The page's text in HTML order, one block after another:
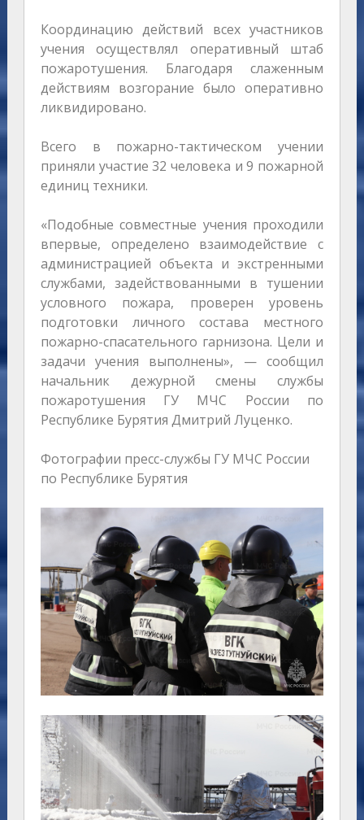
Координацию действий всех участников
учения осуществлял оперативный штаб
пожаротушения. Благодаря слаженным
действиям возгорание было оперативно
ликвидировано.
Всего в пожарно-тактическом учении
приняли участие 32 человека и 9 пожарной
единиц техники.
«Подобные совместные учения проходили
впервые, определено взаимодействие с
администрацией объекта и экстренными
службами, задействованными в тушении
условного пожара, проверен уровень
подготовки личного состава местного
пожарно-спасательного гарнизона. Цели и
задачи учения выполнены», — сообщил
начальник дежурной смены службы
пожаротушения ГУ МЧС России по
Республике Бурятия Дмитрий Луценко.
Фотографии пресс-службы ГУ МЧС России
по Республике Бурятия